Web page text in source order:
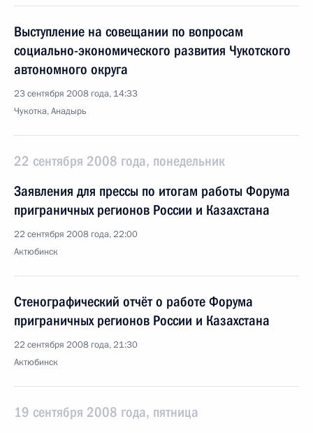
Выступление на совещании по вопросам
социально-экономического развития Чукотского
автономного округа
23 сентября 2008 года, 14:33
Чукотка, Анадырь
22 сентября 2008 года, понедельник
Заявления для прессы по итогам работы Форума
приграничных регионов России и Казахстана
22 сентября 2008 года, 22:00
Актюбинск
Стенографический отчёт о работе Форума
приграничных регионов России и Казахстана
22 сентября 2008 года, 21:30
Актюбинск
19 сентября 2008 года, пятница